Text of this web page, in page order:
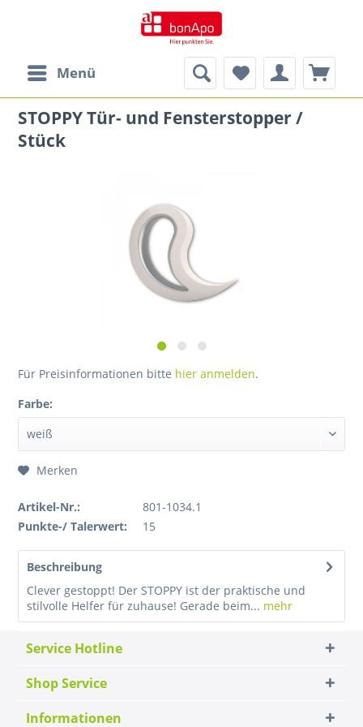
Menü
STOPPY Tür- und Fensterstopper /
Stück
Für Preisinformationen bitte hier anmelden.
Farbe:
Merken
Artikel-Nr.:
801-1034.1
Punkte-/ Talerwert:
15
Beschreibung
Clever gestoppt! Der STOPPY ist der praktische und
stilvolle Helfer für zuhause! Gerade beim... mehr
Service Hotline
Shop Service
Informationen